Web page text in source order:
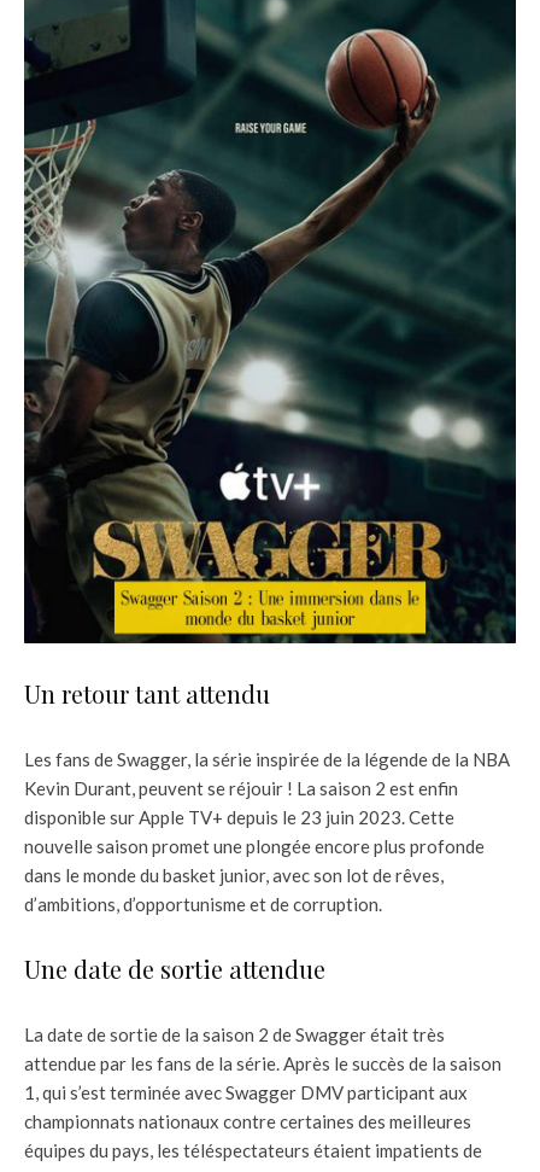
Un retour tant attendu
Les fans de Swagger, la série inspirée de la légende de la NBA
Kevin Durant, peuvent se réjouir ! La saison 2 est enfin
disponible sur Apple TV+ depuis le 23 juin 2023. Cette
nouvelle saison promet une plongée encore plus profonde
dans le monde du basket junior, avec son lot de rêves,
d’ambitions, d’opportunisme et de corruption.
Une date de sortie attendue
La date de sortie de la saison 2 de Swagger était très
attendue par les fans de la série. Après le succès de la saison
1, qui s’est terminée avec Swagger DMV participant aux
championnats nationaux contre certaines des meilleures
équipes du pays, les téléspectateurs étaient impatients de